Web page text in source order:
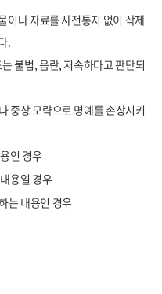
이나 자료를 사전통지 없이 삭제
.
불법, 음란, 저속하다고 판단되
중상 모략으로 명예를 손상시키
인 경우
용일 경우
는 내용인 경우